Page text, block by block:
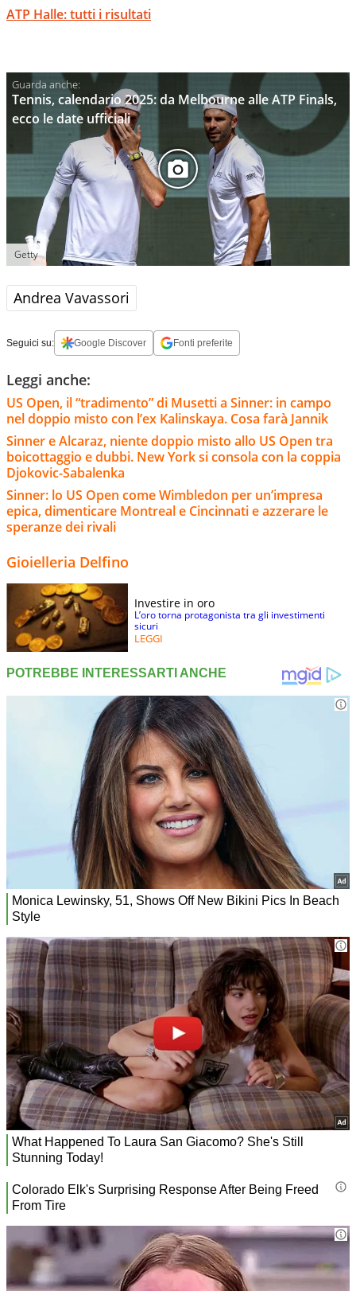
ATP Halle: tutti i risultati
Tennis, calendario 2025: da Melbourne alle ATP Finals,
ecco le date ufficiali
Getty
Andrea Vavassori
Seguici su: Google Discover Fonti preferite
Leggi anche:
US Open, il “tradimento” di Musetti a Sinner: in campo
nel doppio misto con l’ex Kalinskaya. Cosa farà Jannik
Sinner e Alcaraz, niente doppio misto allo US Open tra
boicottaggio e dubbi. New York si consola con la coppia
Djokovic-Sabalenka
Sinner: lo US Open come Wimbledon per un’impresa
epica, dimenticare Montreal e Cincinnati e azzerare le
speranze dei rivali
Gioielleria Delfino
Investire in oro
L’oro torna protagonista tra gli investimenti
sicuri
LEGGI